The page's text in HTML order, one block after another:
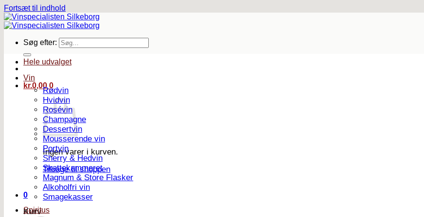
Fortsæt til indhold
Søg efter:
kr.0,00 0
Ingen varer i kurven.
Tilbage til shoppen
0
Kurv
Hele udvalget
Vin
Rødvin
Hvidvin
Rosévin
Champagne
Dessertvin
Mousserende vin
Portvin
Sherry & Hedvin
Skattekammeret
Magnum & Store Flasker
Alkoholfri vin
Smagekasser
Spiritus